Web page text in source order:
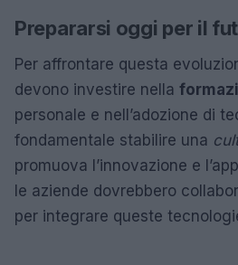
Prepararsi oggi per il
Per affrontare questa
devono investire nella
personale e nell’adozione di
fondamentale stabilire una
promuova l’innovazione e
le aziende dovrebbero
per integrare queste